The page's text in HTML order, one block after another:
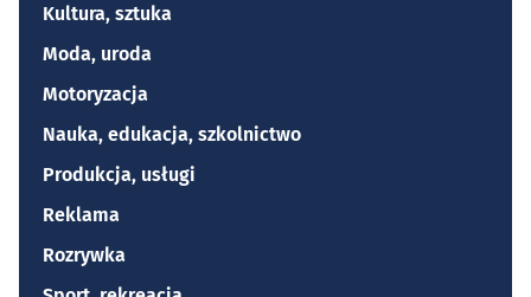
Kultura, sztuka
Moda, uroda
Motoryzacja
Nauka, edukacja, szkolnictwo
Produkcja, usługi
Reklama
Rozrywka